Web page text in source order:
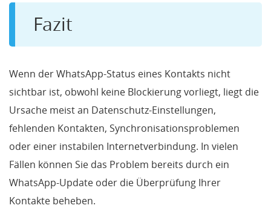
Fazit
Wenn der WhatsApp-Status eines Kontakts nicht
sichtbar ist, obwohl keine Blockierung vorliegt, liegt die
Ursache meist an Datenschutz-Einstellungen,
fehlenden Kontakten, Synchronisationsproblemen
oder einer instabilen Internetverbindung. In vielen
Fällen können Sie das Problem bereits durch ein
WhatsApp-Update oder die Überprüfung Ihrer
Kontakte beheben.